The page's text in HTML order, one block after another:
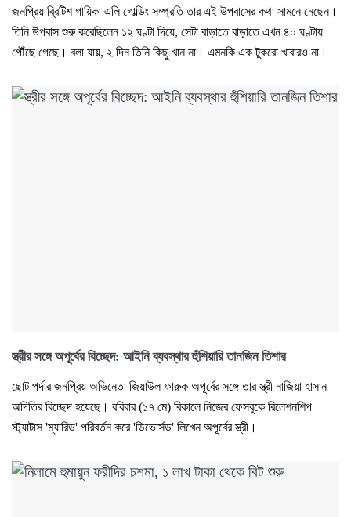
জনপ্রিয় ব্রিটিশ গায়িকা এলি গোল্ডিং সম্প্রতি তার এই উপবাসের কথা সামনে নেছেন।
তিনি উপবাস শুরু করেছিলেন ১২ ঘণ্টা দিয়ে, সেটা বাড়াতে বাড়াতে এখন ৪০ ঘণ্টায়
পৌঁছে গেছে। বলা যায়, ২ দিন তিনি কিছু খান না। এমনকি এক টুকরো খাবারও না।
স্ত্রীর সঙ্গে অপূর্বের বিচ্ছেদ: আইনি ব্যবস্থার হুঁশিয়ারি তানজিন তিশার
ছোট পর্দার জনপ্রিয় অভিনেতা জিয়াউল ফারুক অপূর্বের সঙ্গে তার স্ত্রী নাজিয়া হাসান
অদিতির বিচ্ছেদ হয়েছে। রবিবার (১৭ মে) বিকালে নিজের ফেসবুকে রিলেশনশিপ
স্ট্যাটাস 'ম্যারিড' পরিবর্তন করে 'ডিভোর্সড' লিখেন অপূর্বের স্ত্রী।